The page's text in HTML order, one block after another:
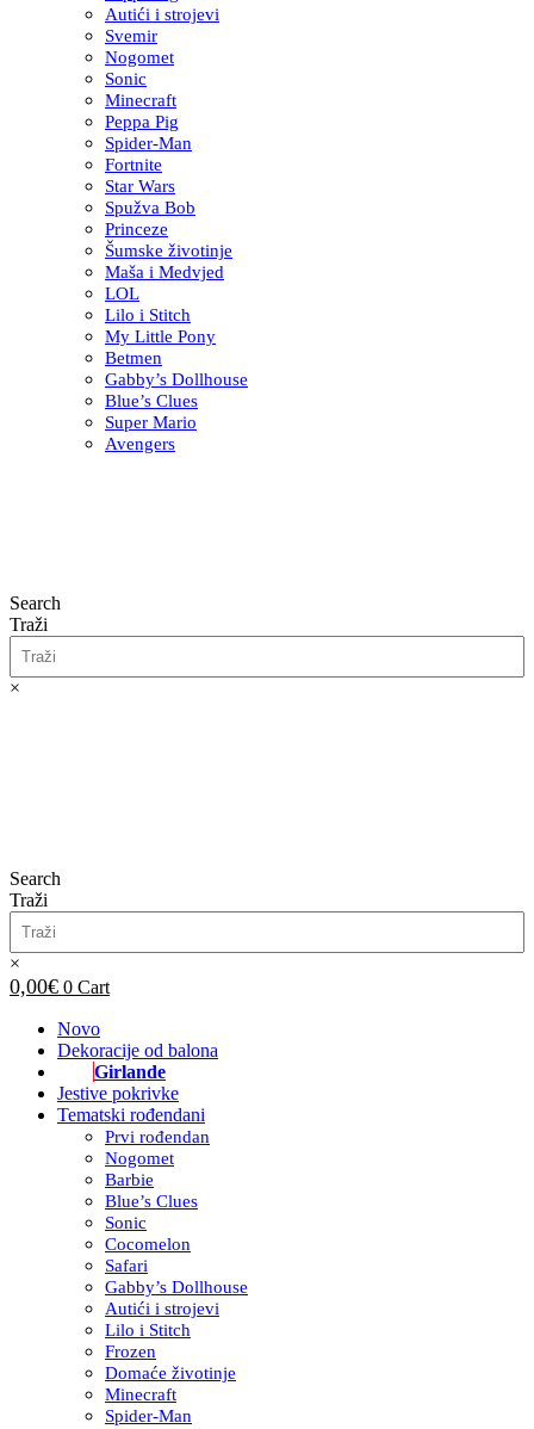
Autići i strojevi
Svemir
Nogomet
Sonic
Minecraft
Peppa Pig
Spider-Man
Fortnite
Star Wars
Spužva Bob
Princeze
Šumske životinje
Maša i Medvjed
LOL
Lilo i Stitch
My Little Pony
Betmen
Gabby’s Dollhouse
Blue’s Clues
Super Mario
Avengers
Search
Traži
×
Search
Traži
×
0,00€ 0 Cart
Novo
Dekoracije od balona
Girlande
Jestive pokrivke
Tematski rođendani
Prvi rođendan
Nogomet
Barbie
Blue’s Clues
Sonic
Cocomelon
Safari
Gabby’s Dollhouse
Autići i strojevi
Lilo i Stitch
Frozen
Domaće životinje
Minecraft
Spider-Man